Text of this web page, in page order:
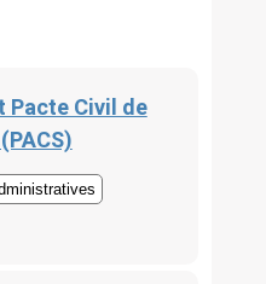
Pacte Civil de